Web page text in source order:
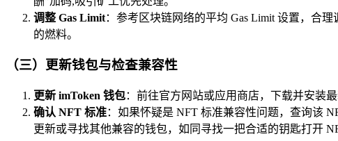
调整 Gas Limit：参考区块链网络的平均 Gas Limit 设置，合
的燃料。
（三）更新钱包与检查兼容性
更新 imToken 钱包：前往官方网站或应用商店，下载并安装
确认 NFT 标准：如果怀疑是 NFT 标准兼容性问题，查询该
更新或寻找其他兼容的钱包，如同寻找一把合适的钥匙打开